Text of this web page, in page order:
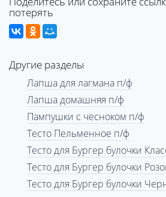
потерять
Другие разделы
Лапша для лагмана п/ф
Лапша домашняя п/ф
Пампушки с чесноком п/ф
Тесто Пельменное п/ф
Тесто для Бургер булочки
Тесто для Бургер булочки
Тесто для Бургер булочки